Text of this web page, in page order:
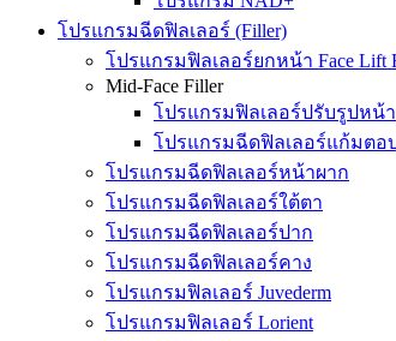
โปรแกรมฉีดฟิลเลอร์ (Filler)
โปรแกรมฟิลเลอร์ยกหน้า Face Lift
Mid-Face Filler
โปรแกรมฟิลเลอร์ปรับรูปหน้า
โปรแกรมฉีดฟิลเลอร์แก้มตอ
โปรแกรมฉีดฟิลเลอร์หน้าผาก
โปรแกรมฉีดฟิลเลอร์ใต้ตา
โปรแกรมฉีดฟิลเลอร์ปาก
โปรแกรมฉีดฟิลเลอร์คาง
โปรแกรมฟิลเลอร์ Juvederm
โปรแกรมฟิลเลอร์ Lorient